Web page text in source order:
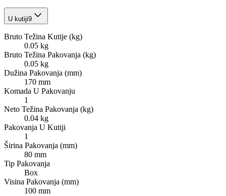
U kutiji9
Bruto Težina Kutije (kg)
0.05 kg
Bruto Težina Pakovanja (kg)
0.05 kg
Dužina Pakovanja (mm)
170 mm
Komada U Pakovanju
1
Neto Težina Pakovanja (kg)
0.04 kg
Pakovanja U Kutiji
1
Širina Pakovanja (mm)
80 mm
Tip Pakovanja
Box
Visina Pakovanja (mm)
100 mm